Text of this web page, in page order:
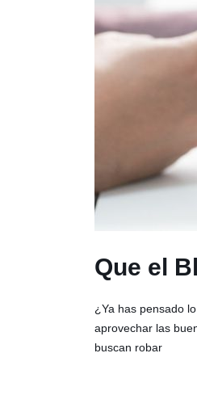
Que el
¿Ya has pensado
aprovechar las
buscan robar